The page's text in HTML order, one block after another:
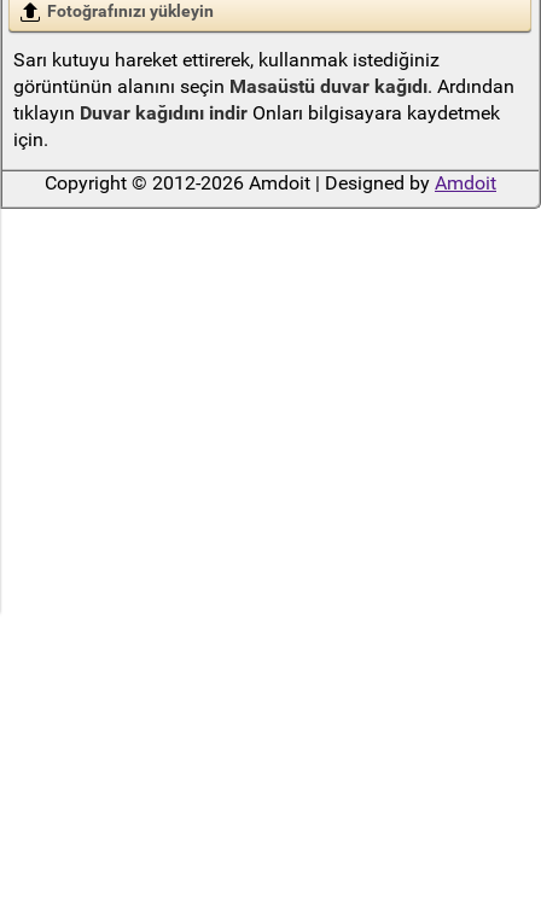
Fotoğrafınızı yükleyin
Sarı kutuyu hareket ettirerek, kullanmak istediğiniz
görüntünün alanını seçin Masaüstü duvar kağıdı. Ardından
tıklayın Duvar kağıdını indirOnları bilgisayara kaydetmek
için.
Copyright © 2012-2026 Amdoit | Designed by Amdoit